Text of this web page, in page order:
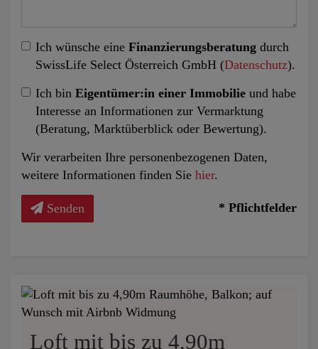
Ich wünsche eine Finanzierungsberatung durch
SwissLife Select Österreich GmbH (Datenschutz).
Ich bin Eigentümer:in einer Immobilie und habe
Interesse an Informationen zur Vermarktung
(Beratung, Marktüberblick oder Bewertung).
Wir verarbeiten Ihre personenbezogenen Daten,
weitere Informationen finden Sie hier.
Senden * Pflichtfelder
Loft mit bis zu 4,90m